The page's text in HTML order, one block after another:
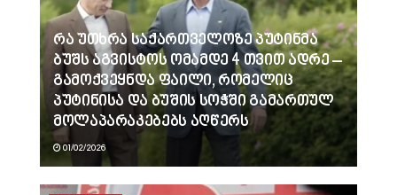
რა უთხრა საქართველოზე პუტინმა
ბუშს აგვისტოს ომამდე 4 თვით ადრე –
გამოქვეყნდა ფაილი, რომელიც
პუტინისა და ბუშის სოჭში გამართულ
მოლაპარაკებებს აღწერს
01/02/2026